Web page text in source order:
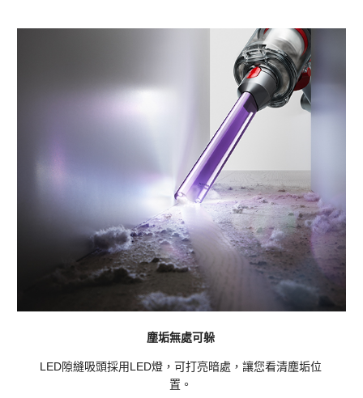
塵垢無處可躲
LED隙縫吸頭採用LED燈，可打亮暗處，讓您看清塵垢位
置。